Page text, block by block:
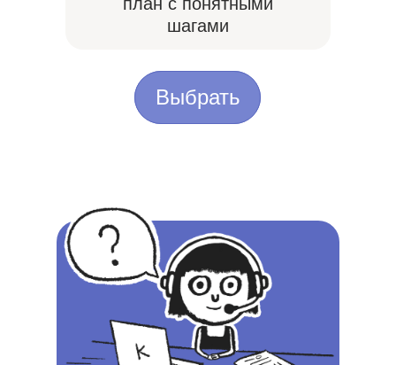
Выбрать
Выбрать
шагами